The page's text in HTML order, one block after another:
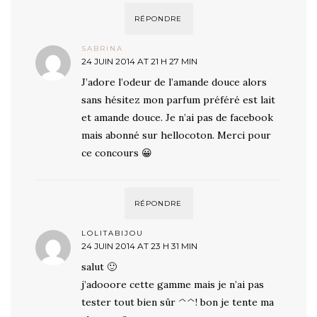
RÉPONDRE
SABRINA
24 JUIN 2014 AT 21 H 27 MIN
J’adore l’odeur de l’amande douce alors
sans hésitez mon parfum préféré est lait
et amande douce. Je n’ai pas de facebook
mais abonné sur hellocoton. Merci pour
ce concours 😀
RÉPONDRE
LOLITABIJOU
24 JUIN 2014 AT 23 H 31 MIN
salut 🙂
j’adooore cette gamme mais je n’ai pas
tester tout bien sûr ^^! bon je tente ma